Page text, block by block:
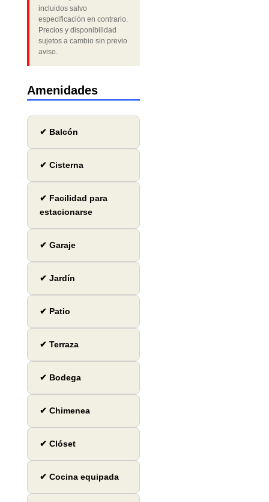
incluidos salvo
especificación en contrario.
Precios y disponibilidad
sujetos a cambio sin previo
aviso.
Amenidades
✔ Balcón
✔ Cisterna
✔ Facilidad para
estacionarse
✔ Garaje
✔ Jardín
✔ Patio
✔ Terraza
✔ Bodega
✔ Chimenea
✔ Clóset
✔ Cocina equipada